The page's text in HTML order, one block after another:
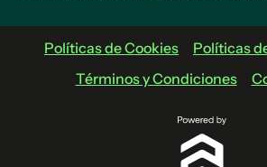
Políticas de Cookies
Políticas
Términos y Condiciones